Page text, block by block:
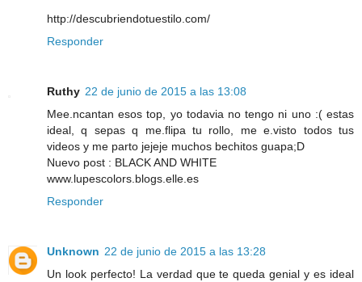
http://descubriendotuestilo.com/
Responder
Ruthy 22 de junio de 2015 a las 13:08
Mee.ncantan esos top, yo todavia no tengo ni uno :( estas
ideal, q sepas q me.flipa tu rollo, me e.visto todos tus
videos y me parto jejeje muchos bechitos guapa;D
Nuevo post : BLACK AND WHITE
www.lupescolors.blogs.elle.es
Responder
Unknown 22 de junio de 2015 a las 13:28
Un look perfecto! La verdad que te queda genial y es ideal